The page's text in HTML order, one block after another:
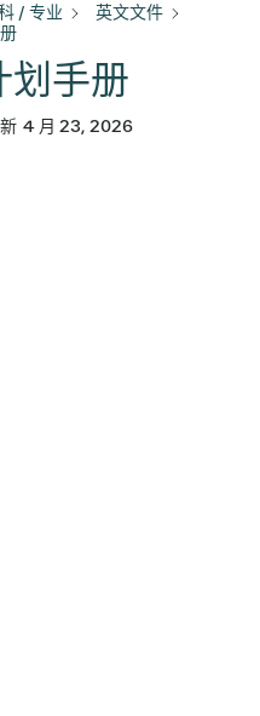
/ 专业
英文文件
划手册
4 月 23, 2026